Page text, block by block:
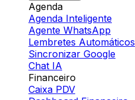
Agenda
Agenda Inteligente
Agente WhatsApp
Lembretes Automáticos
Sincronizar Google
Chat IA
Financeiro
Caixa PDV